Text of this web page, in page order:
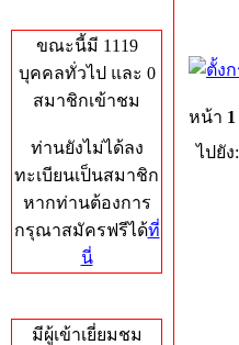
ขณะนี้มี 1119
บุคคลทั่วไป และ 0
สมาชิกเข้าชม
ท่านยังไม่ได้ลง
ทะเบียนเป็นสมาชิก
หากท่านต้องการ
กรุณาสมัครฟรีได้ที่
นี่
มีผู้เข้าเยี่ยมชม
หน้า 1
ไปยัง: